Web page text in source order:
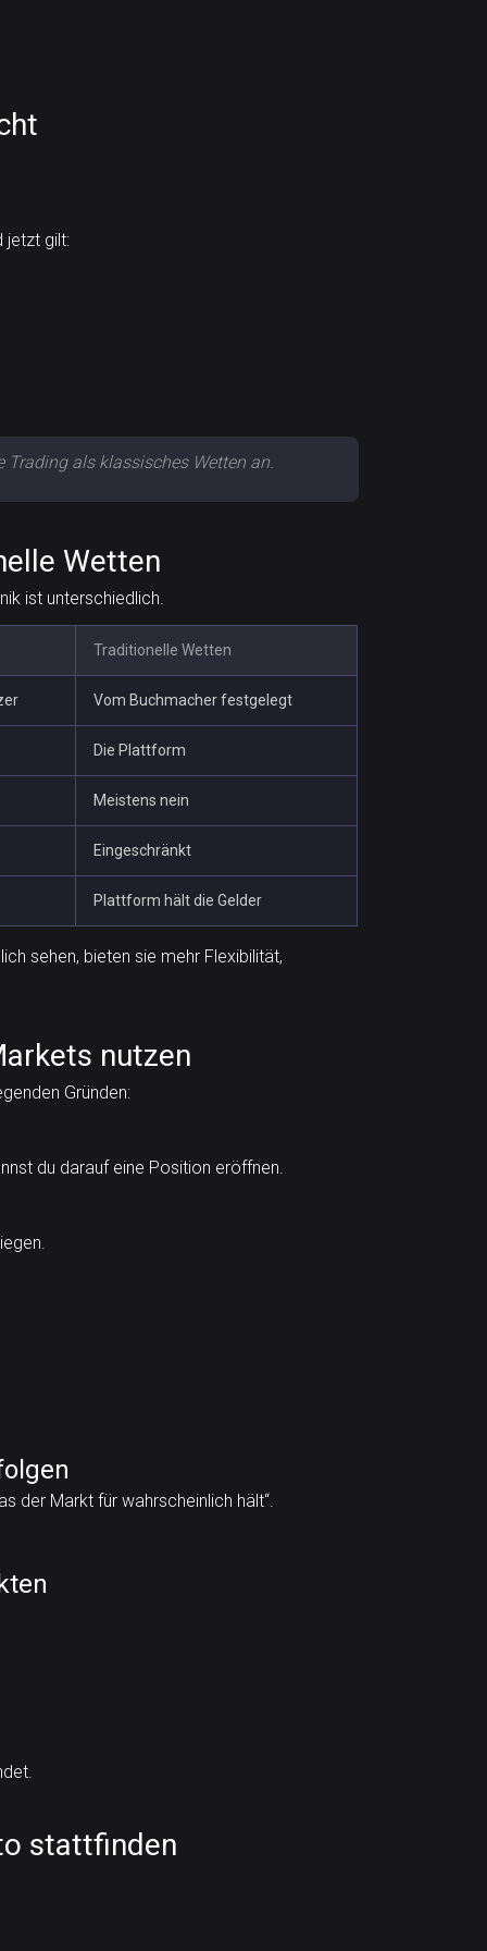
jetzt gilt:
als klassisches Wetten an.
Wetten
ist unterschiedlich.
Traditionelle Wetten
Vom Buchmacher festgelegt
Die Plattform
Meistens nein
Eingeschränkt
Plattform hält die Gelder
sehen, bieten sie mehr Flexibilität,
nutzen
Gründen:
du darauf eine Position eröffnen.
der Markt für wahrscheinlich hält“.
stattfinden